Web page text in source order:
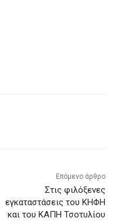
Επόμενο άρθρο
Στις φιλόξενες
εγκαταστάσεις του ΚΗΦΗ
και του ΚΑΠΗ Τσοτυλίου